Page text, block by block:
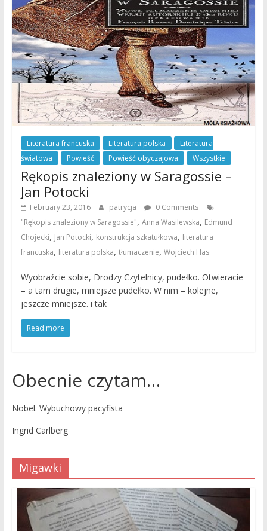
Literatura francuska Literatura polska
Literatura
światowa
Powieść Powieść obyczajowa Wszystkie
Rękopis znaleziony w Saragossie –
Jan Potocki
February 23, 2016 patrycja
0 Comments
"Rękopis znaleziony w Saragossie", Anna Wasilewska, Edmund
Chojecki, Jan Potocki, konstrukcja szkatułkowa, literatura
francuska, literatura polska, tłumaczenie, Wojciech Has
Wyobraźcie sobie, Drodzy Czytelnicy, pudełko. Otwieracie
– a tam drugie, mniejsze pudełko. W nim – kolejne,
jeszcze mniejsze. i tak
Read more
Obecnie czytam…
Nobel. Wybuchowy pacyfista
Ingrid Carlberg
Migawki